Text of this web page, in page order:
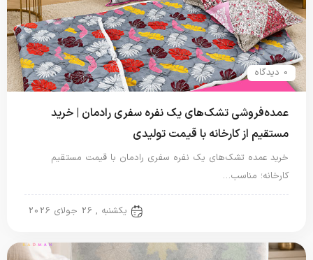
0 دیدگاه
عمده‌فروشی تشک‌های یک نفره سفری رادمان | خرید
مستقیم از کارخانه با قیمت تولیدی
خرید عمده تشک‌های یک نفره سفری رادمان با قیمت مستقیم
کارخانه؛ مناسب…
یکشنبه , 26 جولای 2026